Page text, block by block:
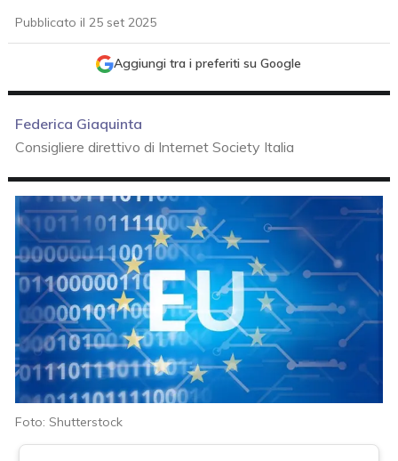
Pubblicato il 25 set 2025
Aggiungi tra i preferiti su Google
Federica Giaquinta
Consigliere direttivo di Internet Society Italia
Foto: Shutterstock